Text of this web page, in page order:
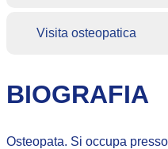
Visita osteopatica
BIOGRAFIA
Osteopata. Si occupa